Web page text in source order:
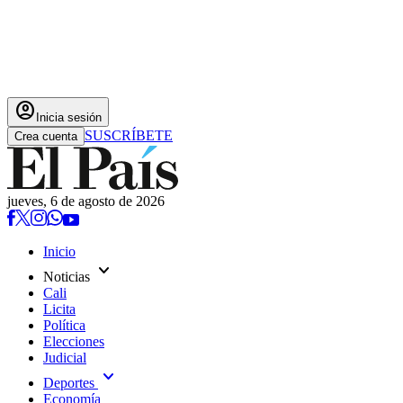
account_circle Inicia sesión
Crea cuenta SUSCRÍBETE
jueves, 6 de agosto de 2026
Inicio
Noticias expand_more
Cali
Licita
Política
Elecciones
Judicial
Deportes expand_more
Economía